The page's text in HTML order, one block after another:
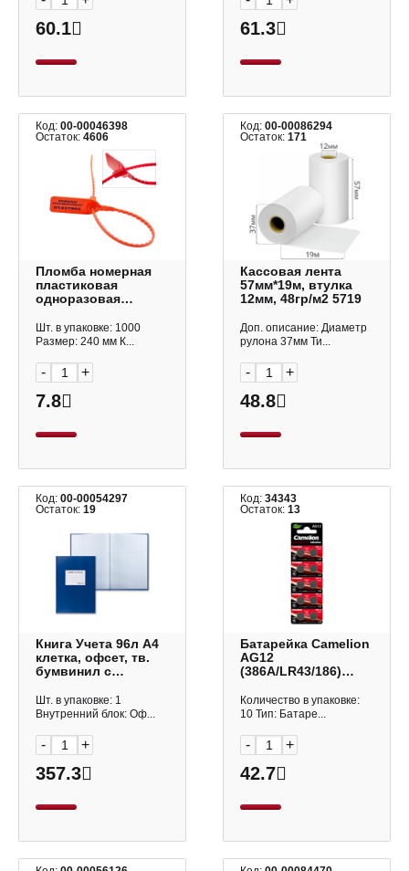
60.1 61.3
Код: 00-00046398
Остаток: 4606
Пломба номерная
пластиковая
одноразовая
красная, Аспломб
1шт
Шт. в упаковке: 1000
Размер: 240 мм К...
- +
7.8
Код:00-00086294
Остаток:171
Кассовая лента
57мм*19м, втулка
12мм, 48гр/м2 5719
Доп. описание: Диаметр
рулона 37мм Ти...
- +
48.8
Код: 00-00054297
Остаток: 19
Книга Учета 96л А4
клетка, офсет, тв.
бумвинил с
130140 Brauberg
Шт. в упаковке: 1
Внутренний блок: Оф...
- +
357.3
Код:34343
Остаток:13
Батарейка Camelion
AG12
(386A/LR43/186)
диск 1шт
Количество в упаковке:
10 Тип: Батаре...
- +
42.7